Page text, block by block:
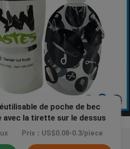
de poche de bec
avec la tirette sur le dessus
Prix：US$0.08-0.3/piece